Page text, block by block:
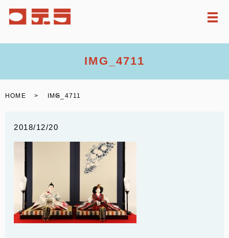
メ
IMG_4711
HOME IMG_4711
2018/12/20